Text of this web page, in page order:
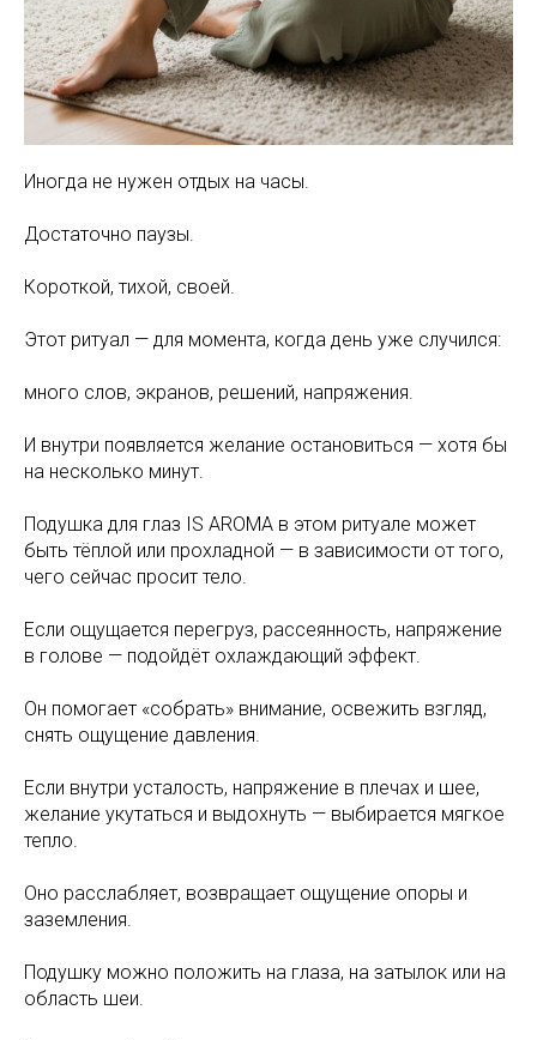
Иногда не нужен отдых на часы.
Достаточно паузы.
Короткой, тихой, своей.
Этот ритуал — для момента, когда день уже случился:
много слов, экранов, решений, напряжения.
И внутри появляется желание остановиться — хотя бы
на несколько минут.
Подушка для глаз IS AROMA в этом ритуале может
быть тёплой или прохладной — в зависимости от того,
чего сейчас просит тело.
Если ощущается перегруз, рассеянность, напряжение
в голове — подойдёт охлаждающий эффект.
Он помогает «собрать» внимание, освежить взгляд,
снять ощущение давления.
Если внутри усталость, напряжение в плечах и шее,
желание укутаться и выдохнуть — выбирается мягкое
тепло.
Оно расслабляет, возвращает ощущение опоры и
заземления.
Подушку можно положить на глаза, на затылок или на
область шеи.